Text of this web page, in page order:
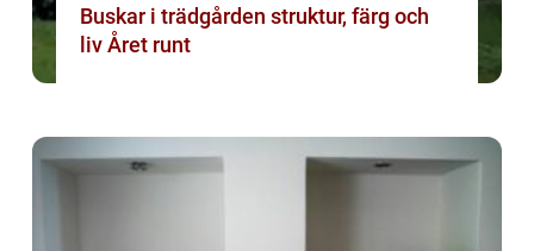
Buskar i trädgården struktur, färg och
liv Året runt